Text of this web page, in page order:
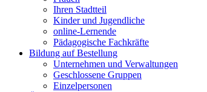
Ihren Stadtteil
Kinder und Jugendliche
online-Lernende
Pädagogische Fachkräfte
Bildung auf Bestellung
Unternehmen und Verwaltungen
Geschlossene Gruppen
Einzelpersonen